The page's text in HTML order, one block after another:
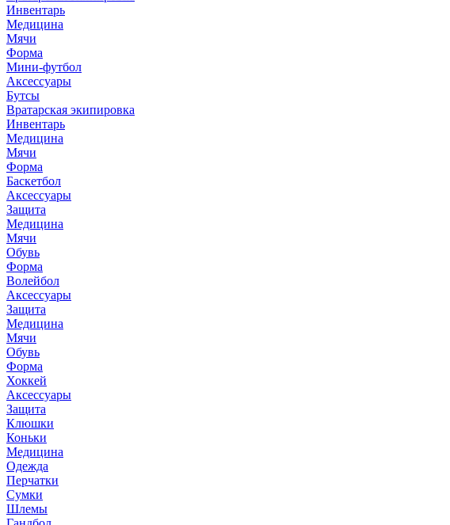
Инвентарь
Медицина
Мячи
Форма
Мини-футбол
Аксессуары
Бутсы
Вратарская экипировка
Инвентарь
Медицина
Мячи
Форма
Баскетбол
Аксессуары
Защита
Медицина
Мячи
Обувь
Форма
Волейбол
Аксессуары
Защита
Медицина
Мячи
Обувь
Форма
Хоккей
Аксессуары
Защита
Клюшки
Коньки
Медицина
Одежда
Перчатки
Сумки
Шлемы